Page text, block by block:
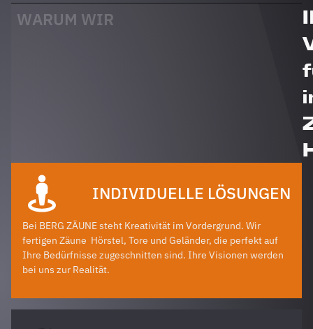
Danke
WARUM WIR
INDIVIDUELLE LÖSUNGEN
Bei BERG ZÄUNE steht Kreativität im Vordergrund. Wir
fertigen Zäune Hörstel, Tore und Geländer, die perfekt auf
Ihre Bedürfnisse zugeschnitten sind. Ihre Visionen werden
bei uns zur Realität.